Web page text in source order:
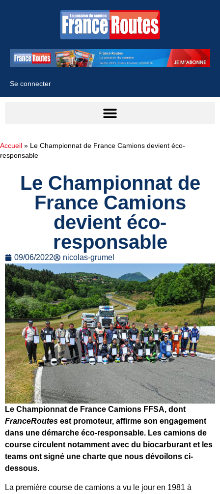
Se connecter
Accueil » Le Championnat de France Camions devient éco-
responsable
Le Championnat de
France Camions
devient éco-
responsable
09/06/2022 nicolas-grumel
Le Championnat de France Camions FFSA, dont
FranceRoutes est promoteur, affirme son engagement
dans une démarche éco-responsable. Les camions de
course circulent notamment avec du biocarburant et les
teams ont signé une charte que nous dévoilons ci-
dessous.
La première course de camions a vu le jour en 1981 à